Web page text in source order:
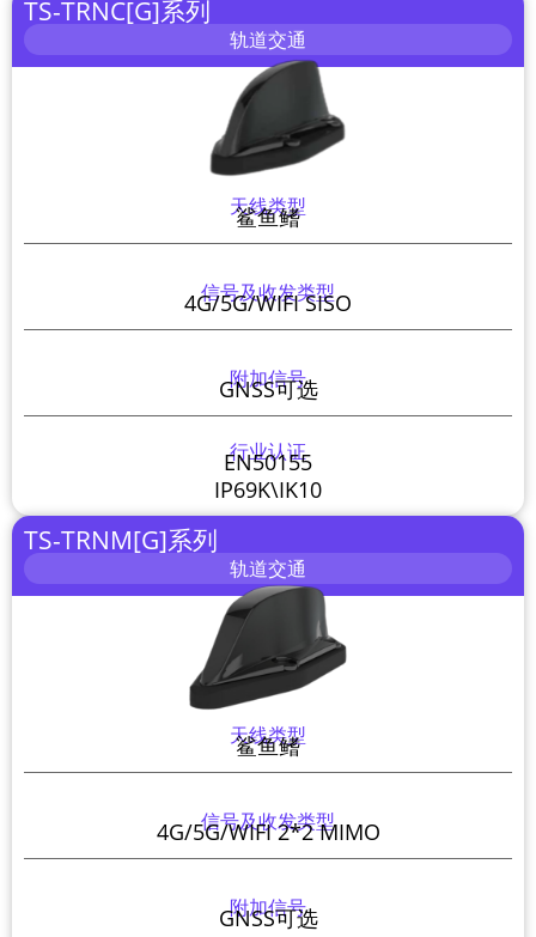
TS-TRNC[G]系列
轨道交通
天线类型
鲨鱼鳍
信号及收发类型
4G/5G/WIFI SISO
附加信号
GNSS可选
行业认证
EN50155
IP69K\IK10
TS-TRNM[G]系列
轨道交通
天线类型
鲨鱼鳍
信号及收发类型
4G/5G/WIFI 2*2 MIMO
附加信号
GNSS可选